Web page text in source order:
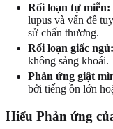
Rối loạn tự miễn:
lupus và vấn đề
sử chấn thương.
Rối loạn giấc ngủ:
không sảng khoái.
Phản ứng giật
bởi tiếng ồn lớn
Hiểu Phản ứng